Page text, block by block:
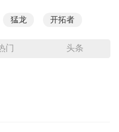
猛龙 开拓者
门 头条